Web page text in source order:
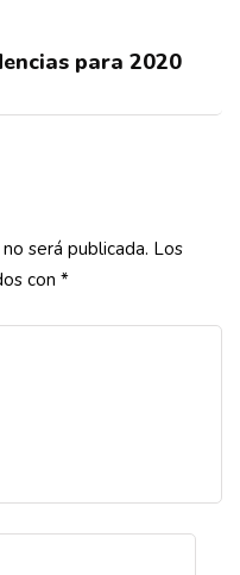
para 2020
será publicada. Los
con *